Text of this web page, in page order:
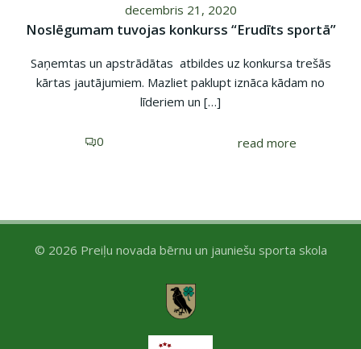
decembris 21, 2020
Noslēgumam tuvojas konkurss “Erudīts sportā”
Saņemtas un apstrādātas atbildes uz konkursa trešās
kārtas jautājumiem. Mazliet paklupt iznāca kādam no
līderiem un […]
0 read more
© 2026 Preiļu novada bērnu un jauniešu sporta skola